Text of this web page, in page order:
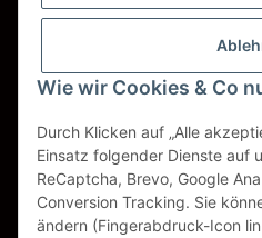
Wie wir Cookies & Co
Durch Klicken auf „Alle
Einsatz folgender Dienste auf
ReCaptcha, Brevo, Google
Conversion Tracking. Sie
ändern (Fingerabdruck-Icon
Spedition BTG
Spedition Schenker
Vertrag